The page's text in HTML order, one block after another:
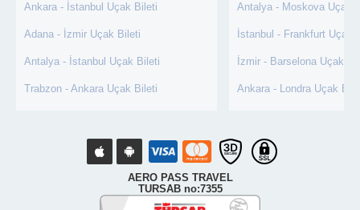
Ankara - İstanbul Uçak Bileti
Adana - İzmir Uçak Bileti
Antalya - İstanbul Uçak Bileti
Trabzon - Ankara Uçak Bileti
Antalya - Moskova Uçak
İstanbul - Frankfurt Uçak
İzmir - Barselona Uçak
Ankara - Londra Uçak
AERO PASS TRAVEL
TURSAB no:7355